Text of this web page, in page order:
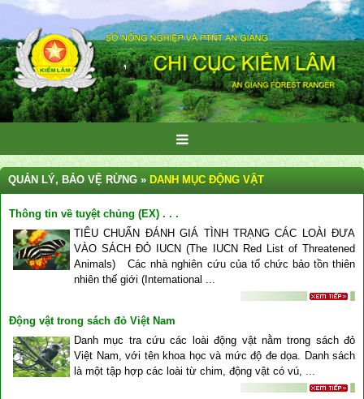
QUẢN LÝ, BẢO VỆ RỪNG » DANH MỤC ĐỘNG VẬT
Thông tin về tuyệt chủng (EX) . . .
TIÊU CHUẨN ĐÁNH GIÁ TÌNH TRẠNG CÁC LOÀI ĐƯA
VÀO SÁCH ĐỎ IUCN (The IUCN Red List of Threatened
Animals) Các nhà nghiên cứu của tổ chức bảo tồn thiên
nhiên thế giới (Intemational ...
Động vật trong sách đỏ Việt Nam
Danh mục tra cứu các loài động vật nằm trong sách đỏ
Việt Nam, với tên khoa học và mức độ đe dọa. Danh sách
là một tập hợp các loài từ chim, động vật có vú, ...